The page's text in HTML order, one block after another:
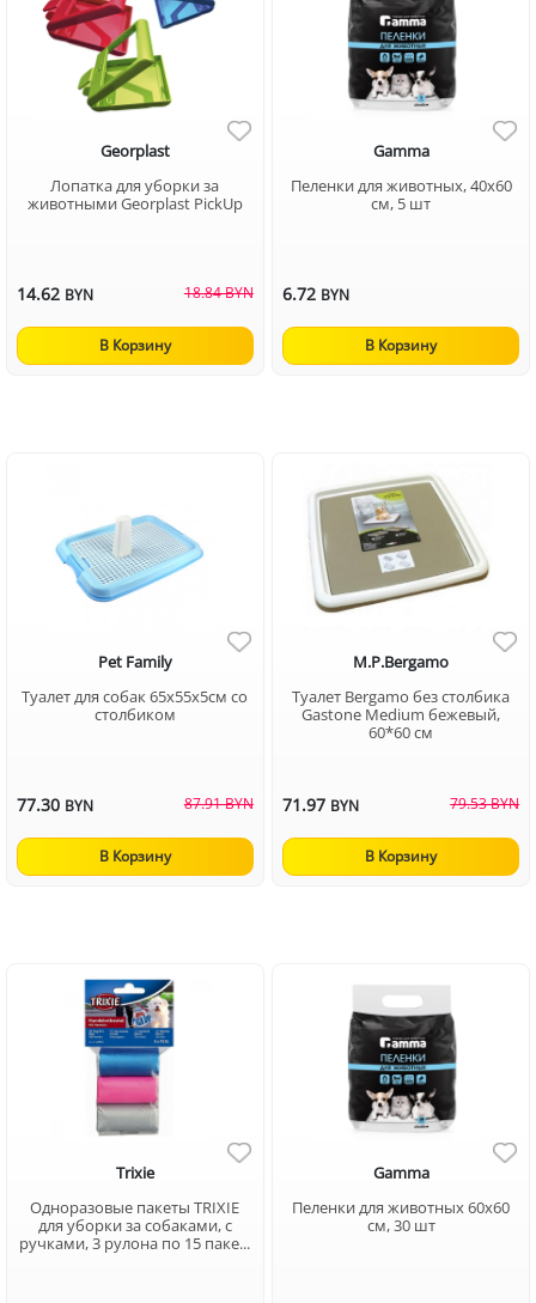
Georplast
Лопатка для уборки за
животными Georplast PickUp
14.62 BYN 18.84 BYN
В Корзину
Gamma
Пеленки для животных, 40х60
см, 5 шт
6.72 BYN
В Корзину
Pet Family
Туалет для собак 65x55x5см со
столбиком
77.30 BYN 87.91 BYN
В Корзину
M.P.Bergamo
Туалет Bergamo без столбика
Gastone Medium бежевый,
60*60 см
71.97 BYN 79.53 BYN
В Корзину
Trixie
Одноразовые пакеты TRIXIE
для уборки за собаками, с
ручками, 3 рулона по 15 паке...
Gamma
Пеленки для животных 60х60
см, 30 шт